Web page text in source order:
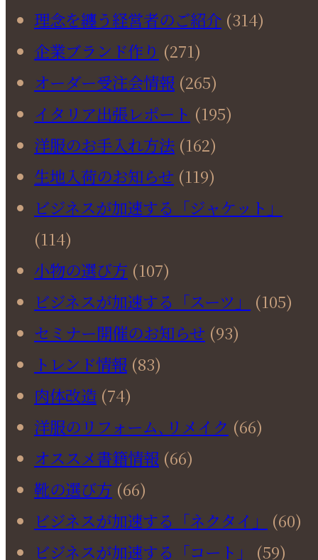
理念を纏う経営者のご紹介 (314)
企業ブランド作り (271)
オーダー受注会情報 (265)
イタリア出張レポート (195)
洋服のお手入れ方法 (162)
生地入荷のお知らせ (119)
ビジネスが加速する「ジャケット」
(114)
小物の選び方 (107)
ビジネスが加速する「スーツ」
(105)
セミナー開催のお知らせ (93)
トレンド情報 (83)
肉体改造 (74)
洋服のリフォーム､リメイク (66)
オススメ書籍情報 (66)
靴の選び方 (66)
ビジネスが加速する「ネクタイ」
(60)
ビジネスが加速する「コート」
(59)